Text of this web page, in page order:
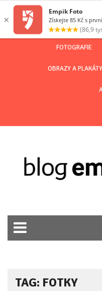
FOTOGRAFIE
OBRAZY A PLAKÁTY
TAG: FOTKY